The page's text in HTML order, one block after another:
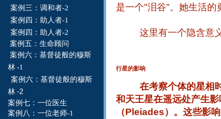
是一个"泪谷"。她生活的
这里有一个隐含意
行星的影响
在考察个体的星相
和天王星在遥远处产生
（Pleiades）。这些影
案例三：调和者-2
案例四： 助人者-1
案例四： 助人者-2
案例五：生命 顾问
案例六： 基督徒般的穆斯
林-1
案例六： 基督徒般的穆斯
林-2
案例七：一位 医生
案例八：一位老师-1